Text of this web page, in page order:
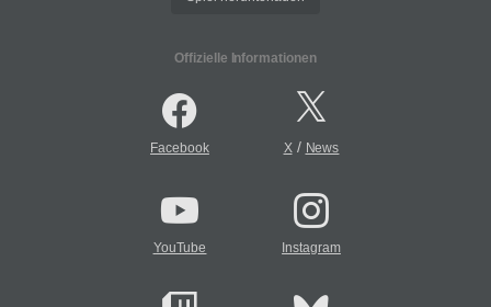
Offizielle Informationen
Facebook X/ News
YouTube Instagram